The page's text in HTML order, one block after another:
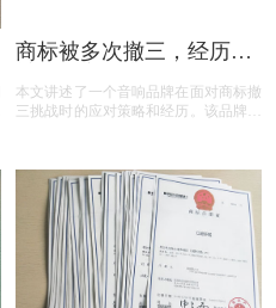
商标被多次撤三，经历答
本文讲述了一个音响品牌在面对商标撤
三挑战时的应对策略和经历。该品牌遭
据，品牌在复审中取得胜利，维护了商
标权益。文章概述了商标撤三定义、答
辩、复审流程，以及如何通过有效的证
据和专业策略来保护商标不被撤销。